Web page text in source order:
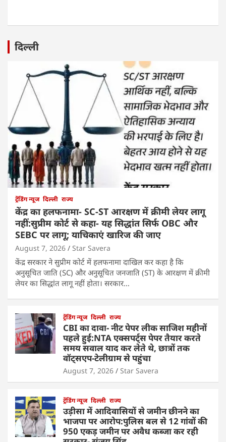
दिल्ली
ट्रेंडिंग न्यूज दिल्ली राज्य
केंद्र का हलफनामा- SC-ST आरक्षण में क्रीमी लेयर लागू
नहीं:सुप्रीम कोर्ट से कहा- यह सिद्धांत सिर्फ OBC और
SEBC पर लागू; याचिकाएं खारिज की जाए
August 7, 2026 Star Savera
केंद्र सरकार ने सुप्रीम कोर्ट में हलफनामा दाखिल कर कहा है कि
अनुसूचित जाति (SC) और अनुसूचित जनजाति (ST) के आरक्षण में क्रीमी
लेयर का सिद्धांत लागू नहीं होता। सरकार…
ट्रेंडिंग न्यूज दिल्ली राज्य
CBI का दावा- नीट पेपर लीक साजिश महीनों
पहले हुई:NTA एक्सपर्ट्स पेपर तैयार करते
समय सवाल याद कर लेते थे, छात्रों तक
वॉट्सएप-टेलीग्राम से पहुंचा
August 7, 2026 Star Savera
ट्रेंडिंग न्यूज दिल्ली राज्य
उड़ीसा में आदिवासियों से जमीन छीनने का
भाजपा पर आरोप:पुलिस बल से 12 गांवों की
950 एकड़ जमीन पर अवैध कब्जा कर रही